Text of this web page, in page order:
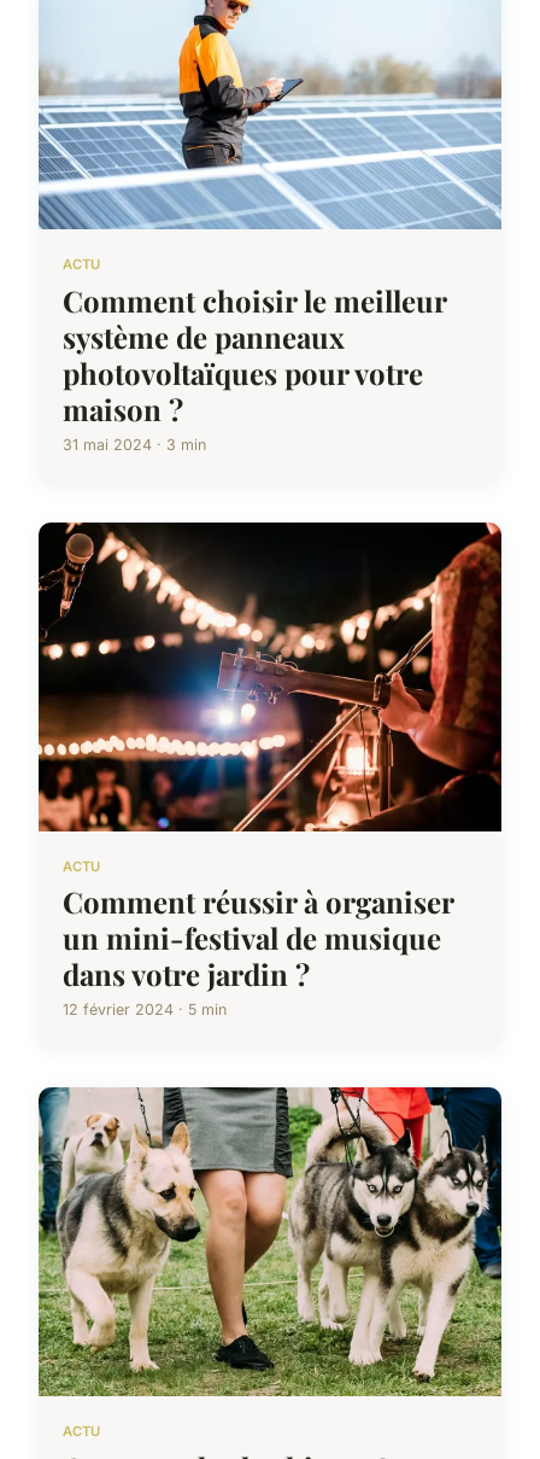
ACTU
Comment choisir le meilleur
système de panneaux
photovoltaïques pour votre
maison ?
31 mai 2024 · 3 min
ACTU
Comment réussir à organiser
un mini-festival de musique
dans votre jardin ?
12 février 2024 · 5 min
ACTU